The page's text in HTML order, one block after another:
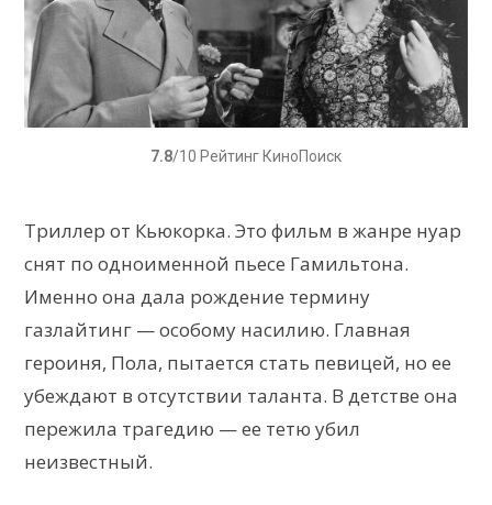
7.8/10 Рейтинг КиноПоиск
Триллер от Кьюкорка. Это фильм в жанре нуар
снят по одноименной пьесе Гамильтона.
Именно она дала рождение термину
газлайтинг — особому насилию. Главная
героиня, Пола, пытается стать певицей, но ее
убеждают в отсутствии таланта. В детстве она
пережила трагедию — ее тетю убил
неизвестный.